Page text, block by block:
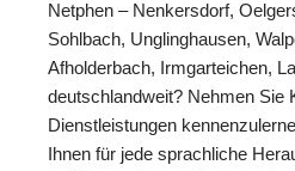
Netphen – Nenkersdorf,
Sohlbach, Unglinghausen,
Afholderbach, Irmgarteichen,
deutschlandweit? Nehmen Sie
Dienstleistungen
Ihnen für jede sprachliche